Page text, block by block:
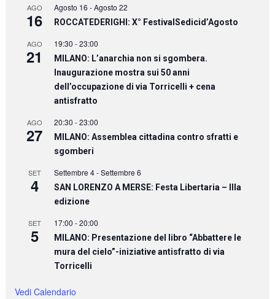
AGO
16
Agosto 16 -Agosto 22
ROCCATEDERIGHI: X° FestivalSedicid’Agosto
AGO
21
19:30 -23:00
MILANO: L’anarchia non si sgombera.
Inaugurazione mostra sui 50 anni
dell’occupazione di via Torricelli + cena
antisfratto
AGO
27
20:30 -23:00
MILANO: Assemblea cittadina contro sfratti e
sgomberi
SET
4
Settembre 4-Settembre 6
SAN LORENZO A MERSE: Festa Libertaria – IIIa
edizione
SET
5
17:00 -20:00
MILANO: Presentazione del libro “Abbattere le
mura del cielo”-iniziative antisfratto di via
Torricelli
Vedi Calendario